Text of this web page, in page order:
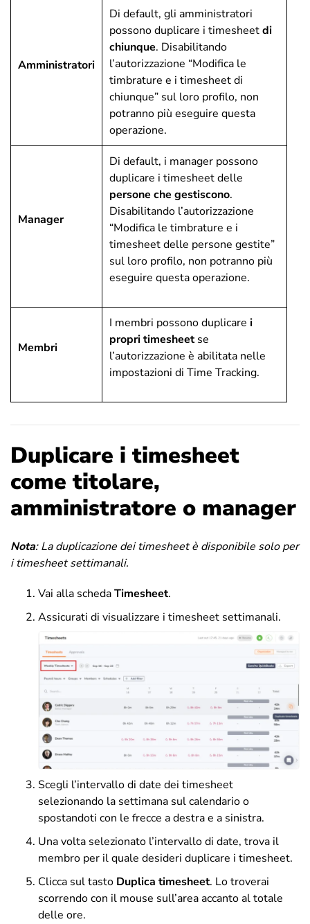
Amministratori
Di default, gli amministratori
possono duplicare i timesheetdi
chiunque. Disabilitando
l’autorizzazione “Modifica le
timbrature e i timesheet di
chiunque” sul loro profilo, non
potranno più eseguire questa
operazione.
Manager
Di default, i manager possono
duplicare i timesheet delle
persone che gestiscono.
Disabilitando l’autorizzazione
“Modifica le timbrature e i
timesheet delle persone gestite”
sul loro profilo, non potranno più
eseguire questa operazione.
Membri
I membri possono duplicare i
propri timesheetse
l’autorizzazione è abilitata nelle
impostazioni di Time Tracking.
Duplicare i timesheet
come titolare,
amministratore o manager
Nota:La duplicazione dei timesheet è disponibile solo per
i timesheet settimanali.
Vai alla schedaTimesheet.
Assicurati di visualizzare i timesheet settimanali.
Scegli l’intervallo di date dei timesheet
selezionando la settimana sul calendario o
spostandoti con le frecce a destra e a sinistra.
Una volta selezionato l’intervallo di date, trova il
membro per il quale desideri duplicare i timesheet.
Clicca sul tasto Duplica timesheet. Lo troverai
scorrendo con il mouse sull’area accanto al totale
delle ore.